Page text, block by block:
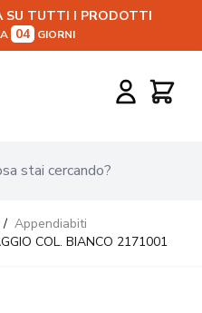
SU TUTTI I PRODOTTI
04 GIORNI
Carrello
/ Appendiabiti
COL. BIANCO 2171001